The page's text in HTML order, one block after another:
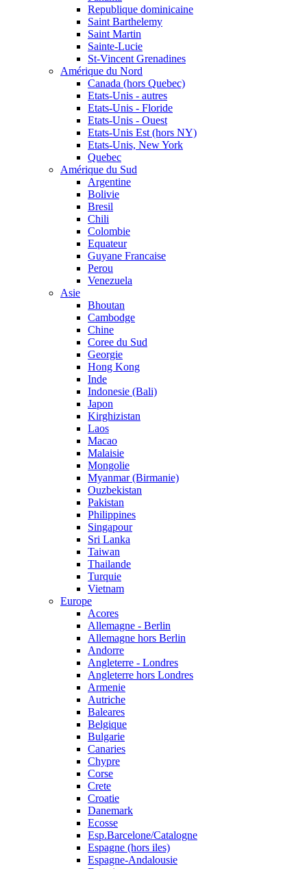
Republique dominicaine
Saint Barthelemy
Saint Martin
Sainte-Lucie
St-Vincent Grenadines
Amérique du Nord
Canada (hors Quebec)
Etats-Unis - autres
Etats-Unis - Floride
Etats-Unis - Ouest
Etats-Unis Est (hors NY)
Etats-Unis, New York
Quebec
Amérique du Sud
Argentine
Bolivie
Bresil
Chili
Colombie
Equateur
Guyane Francaise
Perou
Venezuela
Asie
Bhoutan
Cambodge
Chine
Coree du Sud
Georgie
Hong Kong
Inde
Indonesie (Bali)
Japon
Kirghizistan
Laos
Macao
Malaisie
Mongolie
Myanmar (Birmanie)
Ouzbekistan
Pakistan
Philippines
Singapour
Sri Lanka
Taiwan
Thailande
Turquie
Vietnam
Europe
Acores
Allemagne - Berlin
Allemagne hors Berlin
Andorre
Angleterre - Londres
Angleterre hors Londres
Armenie
Autriche
Baleares
Belgique
Bulgarie
Canaries
Chypre
Corse
Crete
Croatie
Danemark
Ecosse
Esp.Barcelone/Catalogne
Espagne (hors iles)
Espagne-Andalousie